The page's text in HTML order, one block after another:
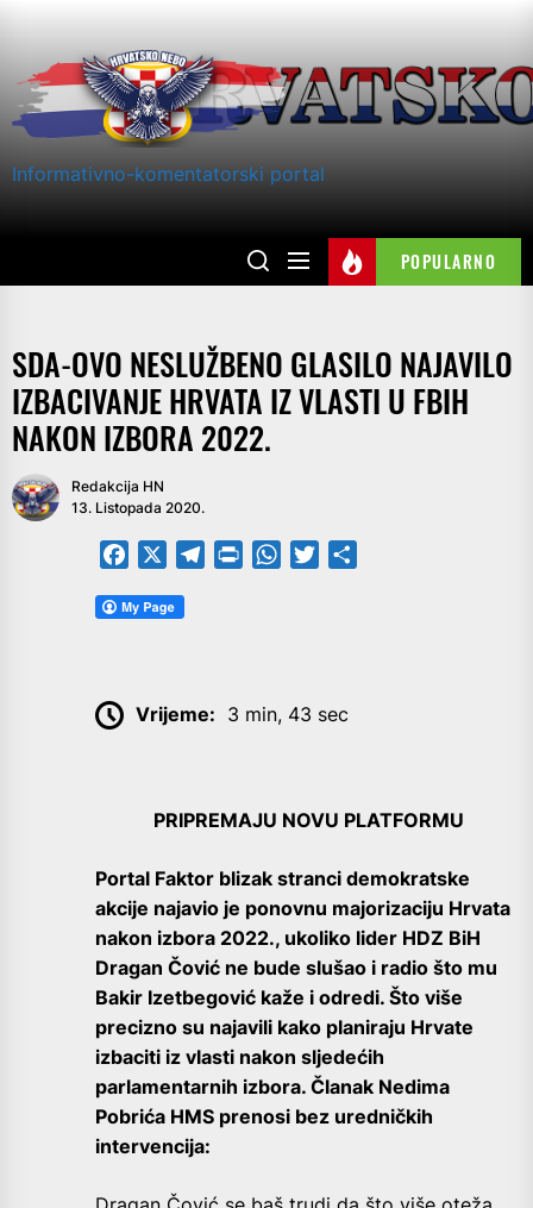
content
Informativno-komentatorski portal
POPULARNO
SDA-OVO NESLUŽBENO GLASILO NAJAVILO
IZBACIVANJE HRVATA IZ VLASTI U FBIH
NAKON IZBORA 2022.
Redakcija HN
13. Listopada 2020.
Facebook TelegramPrintFriendly
WhatsApp
Twitter
Vrijeme: 3 min, 43 sec
PRIPREMAJU NOVU PLATFORMU
Portal Faktor blizak stranci demokratske
akcije najavio je ponovnu majorizaciju Hrvata
nakon izbora 2022., ukoliko lider HDZ BiH
Dragan Čović ne bude slušao i radio što mu
Bakir Izetbegović kaže i odredi. Što više
precizno su najavili kako planiraju Hrvate
izbaciti iz vlasti nakon sljedećih
parlamentarnih izbora. Članak Nedima
Pobrića HMS prenosi bez uredničkih
intervencija: